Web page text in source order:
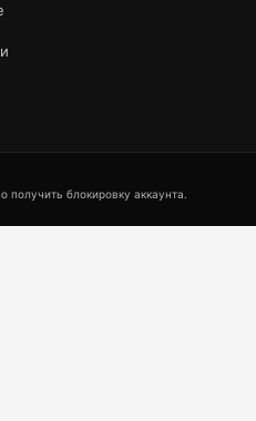
блокировку аккаунта.